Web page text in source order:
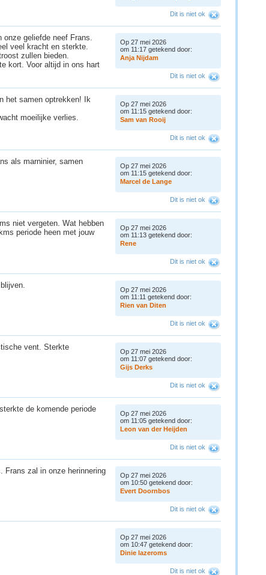
Dit is niet ok
geliefde neef Frans.
veel kracht en sterkte.
zullen bieden.
kort. Voor altijd in ons hart
Op 27 mei 2026
om 11:17 getekend door:
Anja Nijdam
Dit is niet ok
het samen optrekken! Ik
moeilijke verlies.
Op 27 mei 2026
om 11:15 getekend door:
Sam van Rooij
Dit is niet ok
als marninier, samen
Op 27 mei 2026
om 11:15 getekend door:
Marcel de Lange
Dit is niet ok
niet vergeten. Wat hebben
periode heen met jouw
Op 27 mei 2026
om 11:13 getekend door:
Rene
Dit is niet ok
Op 27 mei 2026
om 11:11 getekend door:
Rien van Diten
Dit is niet ok
vent. Sterkte
Op 27 mei 2026
om 11:07 getekend door:
Gijs Derks
Dit is niet ok
de komende periode
Op 27 mei 2026
om 11:05 getekend door:
Leon van der Heijden
Dit is niet ok
Frans zal in onze herinnering
Op 27 mei 2026
om 10:50 getekend door:
Evert Doornbos
Dit is niet ok
Op 27 mei 2026
om 10:47 getekend door:
Dinie lazeroms
Dit is niet ok